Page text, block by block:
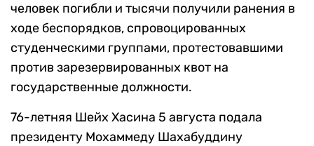
человек погибли и тысячи получили ранения в
ходе беспорядков, спровоцированных
студенческими группами, протестовавшими
против зарезервированных квот на
государственные должности.
76-летняя Шейх Хасина 5 августа подала
президенту Мохаммеду Шахабуддину